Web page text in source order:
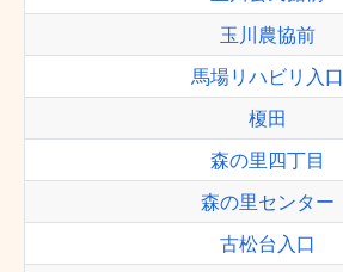
玉川農協前
馬場リハビリ入口
榎田
森の里四丁目
森の里センター
古松台入口